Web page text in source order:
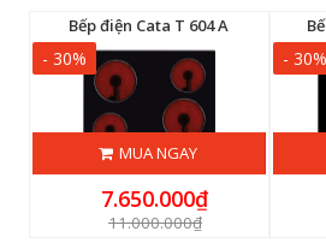
Bếp điện Cata T 604 A
- 30%
MUA NGAY
7.650.000₫
11.000.000₫
- 30%